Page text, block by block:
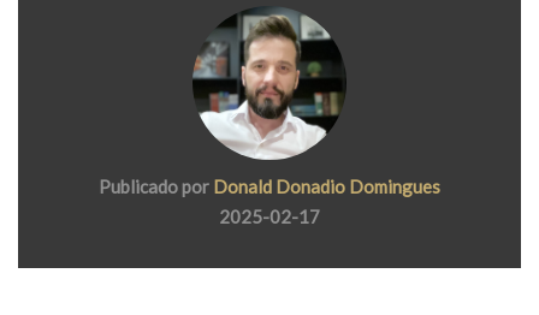
Publicado por Donald Donadio Domingues
2025-02-17